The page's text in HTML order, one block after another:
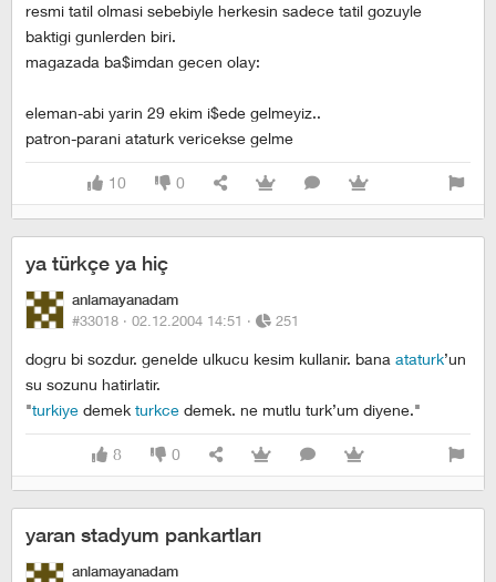
resmi tatil olmasi sebebiyle herkesin sadece tatil gozuyle
baktigi gunlerden biri.
magazada ba$imdan gecen olay:
eleman-abi yarin 29 ekim i$ede gelmeyiz..
patron-parani ataturk vericekse gelme
10 0
ya türkçe ya hiç
anlamayanadam
#33018 · 02.12.2004 14:51 · 251
dogru bi sozdur. genelde ulkucu kesim kullanir. bana ataturk’un
su sozunu hatirlatir.
"turkiye demek turkce demek. ne mutlu turk’um diyene."
8 0
yaran stadyum pankartları
anlamayanadam